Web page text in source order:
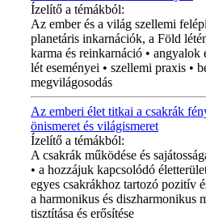
Ízelítő a témákból:
Az ember és a világ szellemi
planetáris inkarnációk, a Föld
karma és reinkarnáció • angyalok
lét eseményei • szellemi praxis •
megvilágosodás
Az emberi élet titkai a csakrák
önismeret és világismeret
Ízelítő a témákból:
A csakrák működése és
• a hozzájuk kapcsolódó
egyes csakrákhoz tartozó pozitív
a harmonikus és diszharmonikus
tisztítása és erősítése